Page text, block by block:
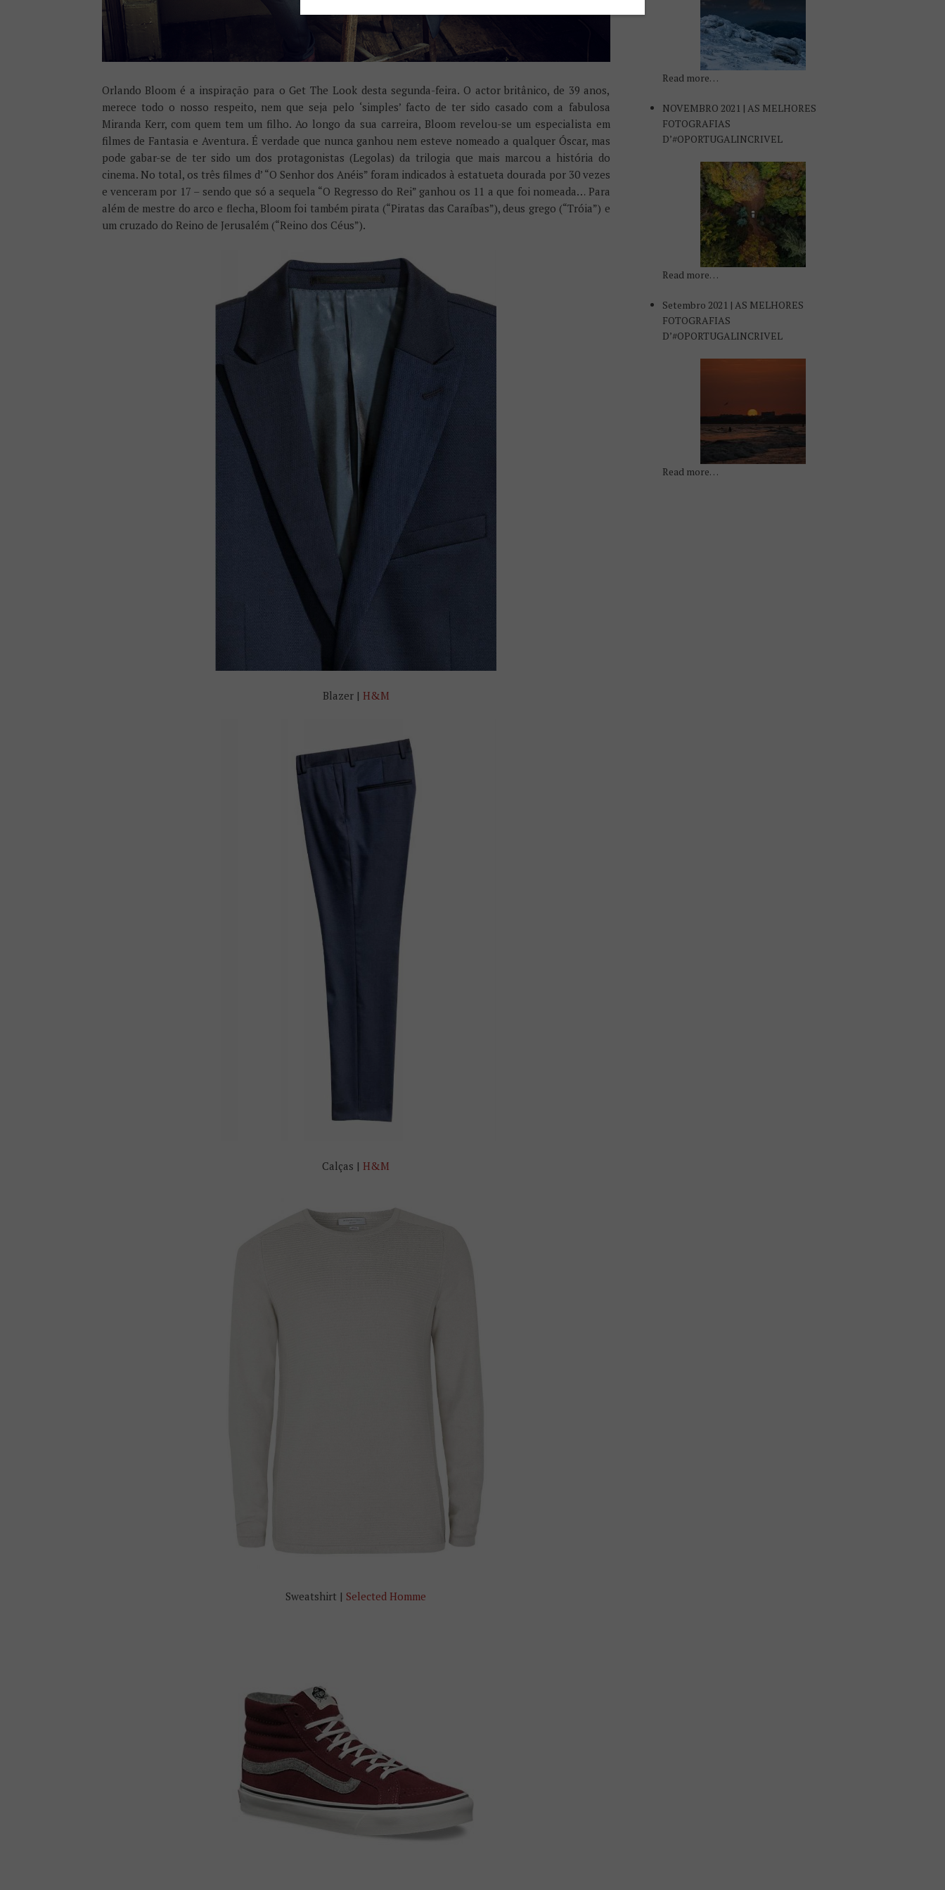
Orlando Bloom é a inspiração para o Get The Look desta segunda-feira. O actor britânico, de 39 anos,
merece todo o nosso respeito, nem que seja pelo ‘simples’ facto de ter sido casado com a fabulosa
Miranda Kerr, com quem tem um filho. Ao longo da sua carreira, Bloom revelou-se um especialista em
filmes de Fantasia e Aventura. É verdade que nunca ganhou nem esteve nomeado a qualquer Óscar, mas
pode gabar-se de ter sido um dos protagonistas (Legolas) da trilogia que mais marcou a história do
cinema. No total, os três filmes d’ “O Senhor dos Anéis” foram indicados à estatueta dourada por 30 vezes
e venceram por 17 – sendo que só a sequela “O Regresso do Rei” ganhou os 11 a que foi nomeada… Para
além de mestre do arco e flecha, Bloom foi também pirata (“Piratas das Caraíbas”), deus grego (“Tróia”) e
um cruzado do Reino de Jerusalém (“Reino dos Céus”).
Blazer | H&M
Calças | H&M
Sweatshirt | Selected Homme
Read more…
NOVEMBRO 2021 | AS MELHORES
FOTOGRAFIAS
D’#OPORTUGALINCRIVEL
Read more…
Setembro 2021 | AS MELHORES
FOTOGRAFIAS
D’#OPORTUGALINCRIVEL
Read more…